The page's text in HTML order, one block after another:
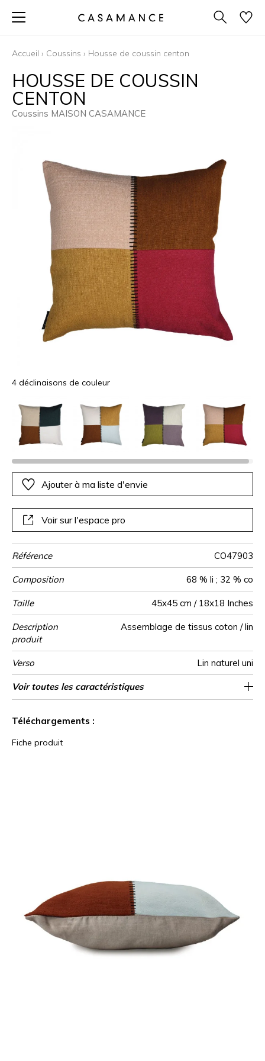
Accueil › Coussins › Housse de coussin centon
HOUSSE DE COUSSIN
CENTON
Coussins MAISON CASAMANCE
4 déclinaisons de couleur
Ajouter à ma liste d'envie
Voir sur l'espace pro
Référence CO47903
Composition 68 % li ; 32 % co
Taille 45x45 cm / 18x18 Inches
Description
produit
Assemblage de tissus coton / lin
Verso Lin naturel uni
Finition Point cavalier
Fermeture Zippee invisible
Entretien
Pays d'origine Tunisie
Voir toutes les caractéristiques
Téléchargements :
Fiche produit